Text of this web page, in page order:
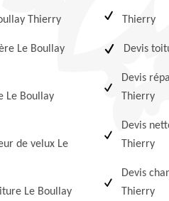
Thierry
Le Boullay
Le Boullay
de velux Le
Le Boullay
Thierry
Devis
Devis
Thierry
Devis
Thierry
Devis
Thierry